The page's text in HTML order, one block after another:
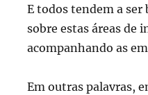
E todos tendem a
sobre estas áreas de
acompanhando as
Em outras palavras,